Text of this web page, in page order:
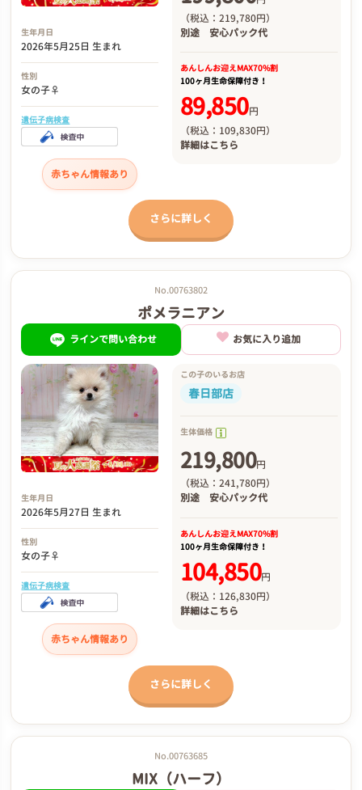
生年月日
2026年5月25日 生まれ
性別
女の子♀
遺伝子病検査
赤ちゃん情報あり
（税込：219,780円）
別途 安心パック代
あんしんお迎えMAX70%割
100ヶ月生命保障付き！
89,850円
（税込：109,830円）
詳細はこちら
さらに詳しく
No.00763802
ポメラニアン
ラインで問い合わせ お気に入り追加
生年月日
2026年5月27日 生まれ
性別
女の子♀
遺伝子病検査
赤ちゃん情報あり
この子のいるお店
春日部店
生体価格
219,800円
（税込：241,780円）
別途 安心パック代
あんしんお迎えMAX70%割
100ヶ月生命保障付き！
104,850円
（税込：126,830円）
詳細はこちら
さらに詳しく
No.00763685
MIX（ハーフ）